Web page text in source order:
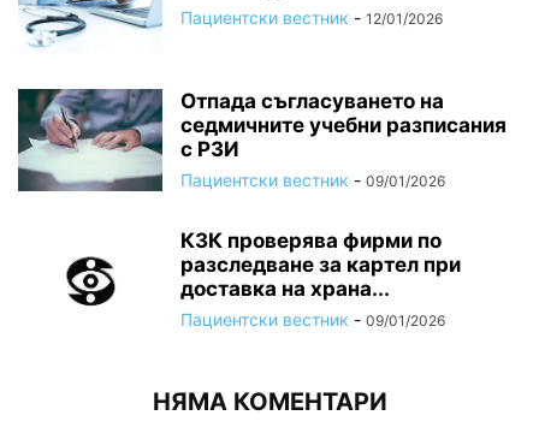
Пациентски вестник - 12/01/2026
Отпада съгласуването на
седмичните учебни разписания
с РЗИ
Пациентски вестник - 09/01/2026
КЗК проверява фирми по
разследване за картел при
доставка на храна...
Пациентски вестник - 09/01/2026
НЯМА КОМЕНТАРИ